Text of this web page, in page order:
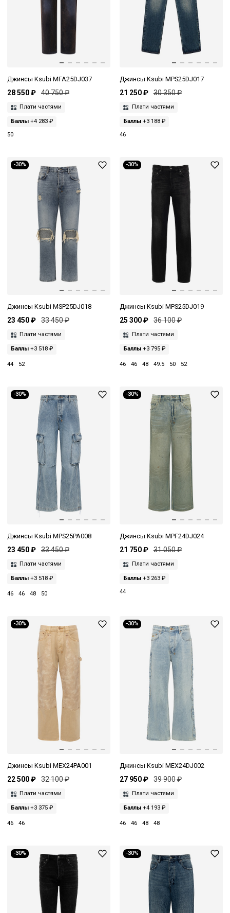
Джинсы Ksubi MFA25DJ037
28 550 ₽ 40 750 ₽
Плати частями
Баллы +4 283 ₽
50
Джинсы Ksubi MPS25DJ017
21 250 ₽ 30 350 ₽
Плати частями
Баллы+3 188 ₽
46
-30%
Джинсы Ksubi MSP25DJ018
23 450 ₽ 33 450 ₽
Плати частями
Баллы +3 518 ₽
44 52
-30%
Джинсы Ksubi MPS25DJ019
25 300 ₽ 36 100 ₽
Плати частями
Баллы+3 795 ₽
46 46 48 49.5 50 52
-30%
Джинсы Ksubi MPS25PA008
23 450 ₽ 33 450 ₽
Плати частями
Баллы +3 518 ₽
46 46 48 50
-30%
Джинсы Ksubi MPF24DJ024
21 750 ₽ 31 050 ₽
Плати частями
Баллы+3 263 ₽
44
-30%
Джинсы Ksubi MEX24PA001
22 500 ₽ 32 100 ₽
Плати частями
Баллы +3 375 ₽
46 46
-30%
Джинсы Ksubi MEX24DJ002
27 950 ₽ 39 900 ₽
Плати частями
Баллы+4 193 ₽
46 46 48 48
-30% -30%